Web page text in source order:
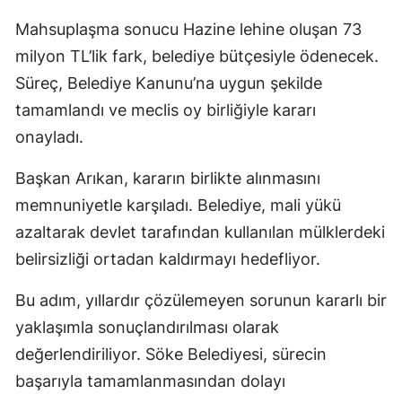
Mahsuplaşma sonucu Hazine lehine oluşan 73
milyon TL’lik fark, belediye bütçesiyle ödenecek.
Süreç, Belediye Kanunu’na uygun şekilde
tamamlandı ve meclis oy birliğiyle kararı
onayladı.
Başkan Arıkan, kararın birlikte alınmasını
memnuniyetle karşıladı. Belediye, mali yükü
azaltarak devlet tarafından kullanılan mülklerdeki
belirsizliği ortadan kaldırmayı hedefliyor.
Bu adım, yıllardır çözülemeyen sorunun kararlı bir
yaklaşımla sonuçlandırılması olarak
değerlendiriliyor. Söke Belediyesi, sürecin
başarıyla tamamlanmasından dolayı